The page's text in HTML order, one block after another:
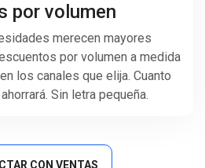
por volumen
merecen mayores
por volumen a medida
los canales que elija. Cuanto
Sin letra pequeña.
CON VENTAS